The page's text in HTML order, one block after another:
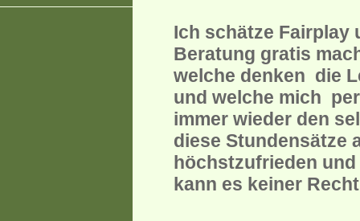
Ich schätze Fairplay
Beratung gratis
welche denken die
und welche mich
immer wieder den
diese Stundensätze
höchstzufrieden
kann es keiner